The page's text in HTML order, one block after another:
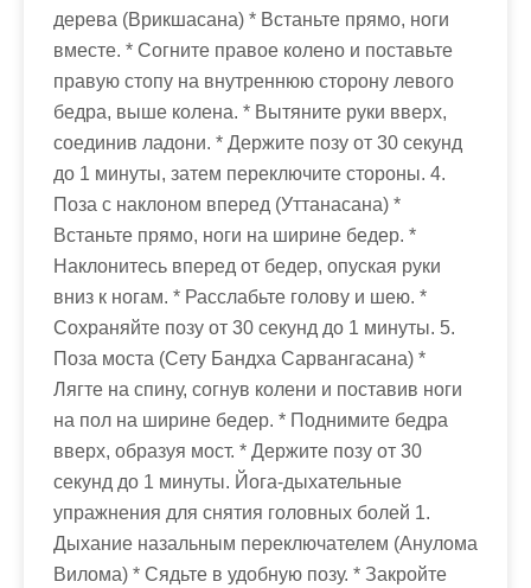
дерева (Врикшасана) * Встаньте прямо, ноги
вместе. * Согните правое колено и поставьте
правую стопу на внутреннюю сторону левого
бедра, выше колена. * Вытяните руки вверх,
соединив ладони. * Держите позу от 30 секунд
до 1 минуты, затем переключите стороны. 4.
Поза с наклоном вперед (Уттанасана) *
Встаньте прямо, ноги на ширине бедер. *
Наклонитесь вперед от бедер, опуская руки
вниз к ногам. * Расслабьте голову и шею. *
Сохраняйте позу от 30 секунд до 1 минуты. 5.
Поза моста (Сету Бандха Сарвангасана) *
Лягте на спину, согнув колени и поставив ноги
на пол на ширине бедер. * Поднимите бедра
вверх, образуя мост. * Держите позу от 30
секунд до 1 минуты. Йога-дыхательные
упражнения для снятия головных болей 1.
Дыхание назальным переключателем (Анулома
Вилома) * Сядьте в удобную позу. * Закройте